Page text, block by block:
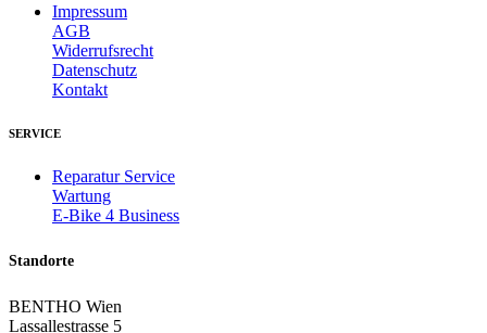
Impressum
AGB
Widerrufsrecht
Datenschutz
Kontakt
SERVICE
Reparatur Service
Wartung
E-Bike 4 Business
Standorte
BENTHO Wien
Lassallestrasse 5